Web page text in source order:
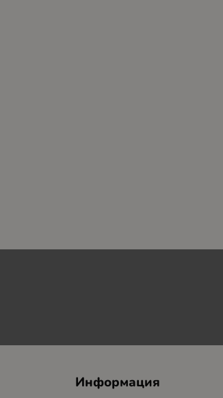
Информация